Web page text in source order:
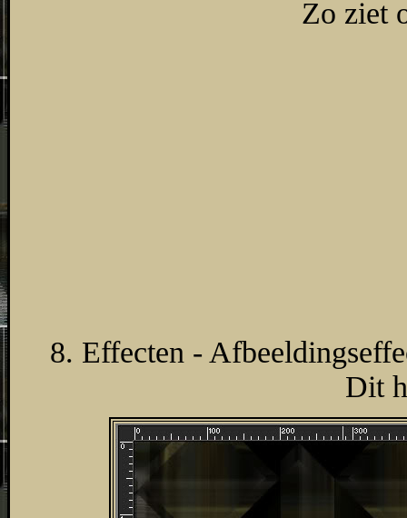
Zo ziet
8. Effecten -
Dit